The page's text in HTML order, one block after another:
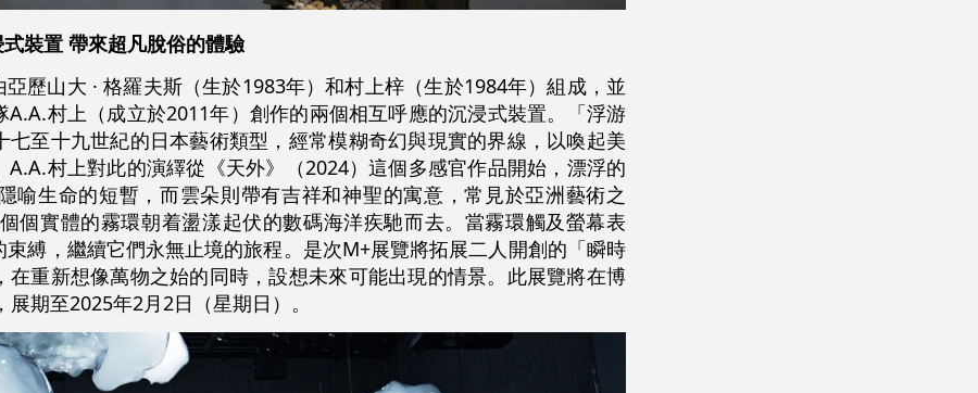
裝置 帶來超凡脫俗的體驗
亞歷山大 · 格羅夫斯（生於1983年）和村上梓（生於1984年）組成，並
村上（成立於2011年）創作的兩個相互呼應的沉浸式裝置。「浮游
七至十九世紀的日本藝術類型，經常模糊奇幻與現實的界線，以喚起美
村上對此的演繹從《天外》（2024）這個多感官作品開始，漂浮的
喻生命的短暫，而雲朵則帶有吉祥和神聖的寓意，常見於亞洲藝術之
個實體的霧環朝着盪漾起伏的數碼海洋疾馳而去。當霧環觸及螢幕表
縛，繼續它們永無止境的旅程。是次M+展覽將拓展二人開創的「瞬時
重新想像萬物之始的同時，設想未來可能出現的情景。此展覽將在博
期至2025年2月2日（星期日）。